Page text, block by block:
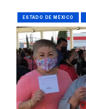
ESTADO DE MÉXICO